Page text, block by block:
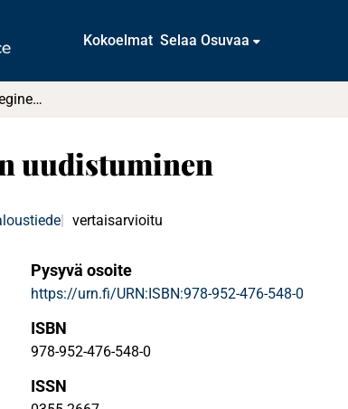
Kokoelmat Selaa Osuvaa
Yrityskauppa ja strateginen uudistuminen
uudistuminen
vertaisarvioitu
Pysyvä osoite
https://urn.fi/URN:ISBN:978-952-476-548-0
ISBN
978-952-476-548-0
ISSN